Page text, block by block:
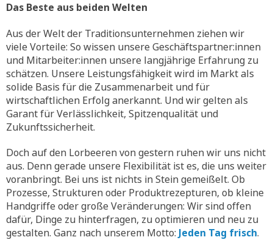
Das Beste aus beiden Welten
Aus der Welt der Traditionsunternehmen ziehen wir
viele Vorteile: So wissen unsere Geschäftspartner:innen
und Mitarbeiter:innen unsere langjährige Erfahrung zu
schätzen. Unsere Leistungsfähigkeit wird im Markt als
solide Basis für die Zusammenarbeit und für
wirtschaftlichen Erfolg anerkannt. Und wir gelten als
Garant für Verlässlichkeit, Spitzenqualität und
Zukunftssicherheit.
Doch auf den Lorbeeren von gestern ruhen wir uns nicht
aus. Denn gerade unsere Flexibilität ist es, die uns weiter
voranbringt. Bei uns ist nichts in Stein gemeißelt. Ob
Prozesse, Strukturen oder Produktrezepturen, ob kleine
Handgriffe oder große Veränderungen: Wir sind offen
dafür, Dinge zu hinterfragen, zu optimieren und neu zu
gestalten. Ganz nach unserem Motto: Jeden Tag frisch.